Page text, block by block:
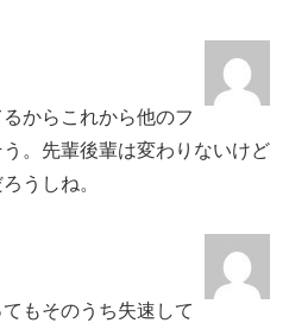
からこれから他のフ
。先輩後輩は変わりないけど
うしね。
もそのうち失速して